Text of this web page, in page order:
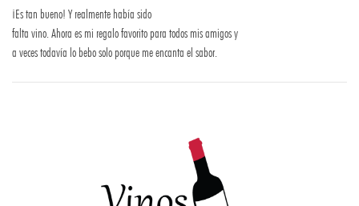
¡Es tan bueno! Y realmente había sido
falta vino. Ahora es mi regalo favorito para todos mis amigos y
a veces todavía lo bebo solo porque me encanta el sabor.